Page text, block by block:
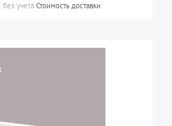
без учета Стоимость доставки